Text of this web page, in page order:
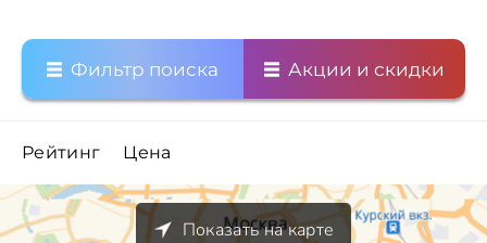
Фильтр поиска Акции и скидки
Рейтинг Цена
Показать на карте